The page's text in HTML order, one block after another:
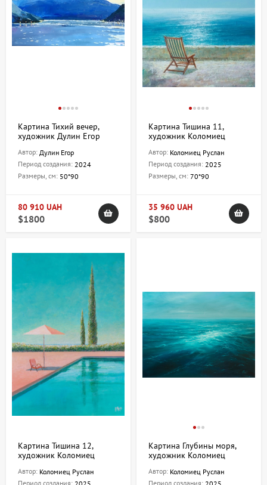
Картина Тихий вечер,
художник Дулин Егор
Автор: Дулин Егор
Период создания: 2024
Размеры, см: 50*90
80 910 UAH
$1800
Картина Тишина 11,
художник Коломиец
Автор: Коломиец Руслан
Период создания: 2025
Размеры, см: 70*90
35 960 UAH
$800
Картина Тишина 12,
художник Коломиец
Автор: Коломиец Руслан
Период создания:
Картина Глубины моря,
художник Коломиец
Автор: Коломиец Руслан
Период создания: